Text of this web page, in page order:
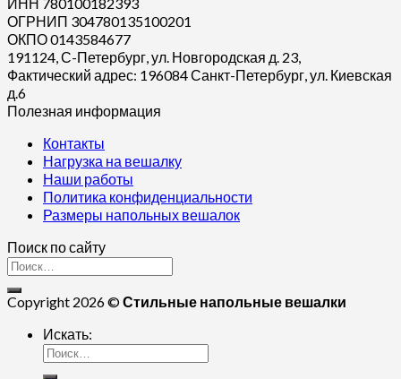
ОГРНИП 304780135100201
ОКПО 0143584677
191124, С-Петербург, ул. Новгородская д. 23,
Фактический адрес: 196084 Санкт-Петербург, ул. Киевская
д.6
Полезная информация
Контакты
Нагрузка на вешалку
Наши работы
Политика конфиденциальности
Размеры напольных вешалок
Поиск по сайту
Copyright 2026 ©Стильные напольные вешалки
Искать: